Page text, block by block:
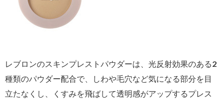
レブロンのスキンプレストパウダーは、光反射効果のある2
種類のパウダー配合で、しわや毛穴など気になる部分を目
立たなくし、くすみを飛ばして透明感がアップするプレス